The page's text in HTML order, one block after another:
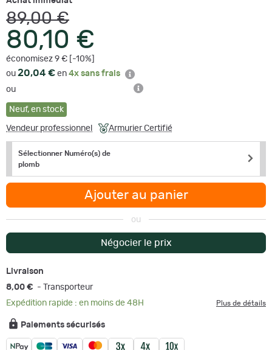
89,00 €
80,10 €
économisez 9 € [-10%]
ou 20,04 € en 4x sans frais
ou
Neuf, en stock
Vendeur professionnel Armurier Certifié
Sélectionner Numéro(s) de
plomb
Ajouter au panier
ou
Négocier le prix
Livraison
8,00 € - Transporteur
Expédition rapide : en moins de 48H
Plus de détails
Paiements sécurisés